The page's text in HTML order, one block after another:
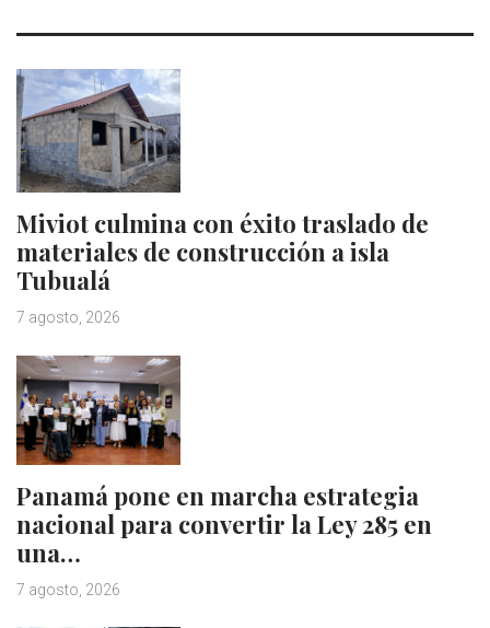
Miviot culmina con éxito traslado de
materiales de construcción a isla
Tubualá
7 agosto, 2026
Panamá pone en marcha estrategia
nacional para convertir la Ley 285 en
una…
7 agosto, 2026